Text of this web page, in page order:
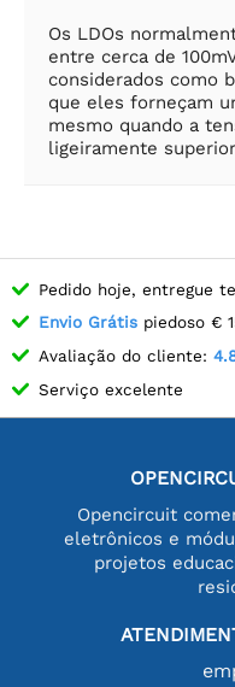
Os LDOs
entre cerca de
considerados como
que eles forneçam
mesmo quando a
ligeiramente
Pedido hoje, entregue
Envio Grátis piedoso €
Avaliação do cliente:
Serviço excelente
Opencircuit
eletrônicos e
projetos